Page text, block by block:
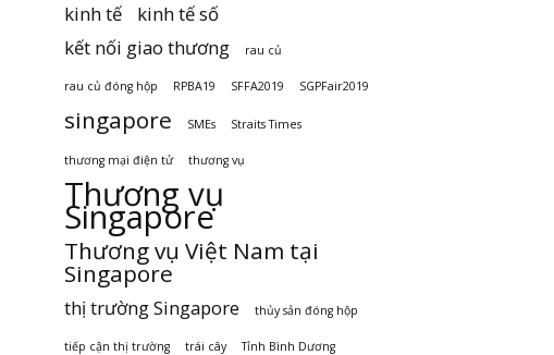
kinh tế
kinh tế số
kết nối giao thương
rau củ
rau củ đóng hộp RPBA19 SFFA2019 SGPFair2019
singapore SMEs Straits Times
thương mại điện tử thương vụ
Thương vụ
Singapore
Thương vụ Việt Nam tại
Singapore
thị trường Singapore thủy sản đóng hộp
tiếp cận thị trường trái cây Tỉnh Bình Dương